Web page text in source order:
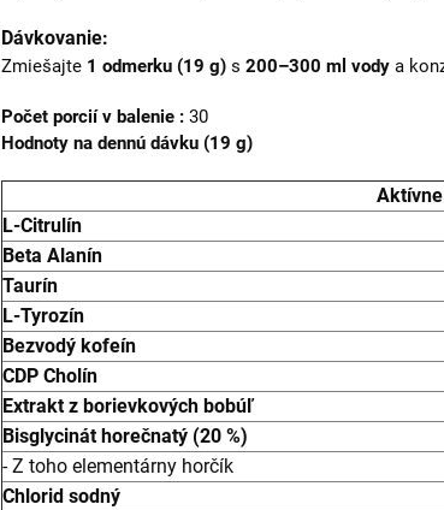
Dávkovanie:
Zmiešajte 1 odmerku (19 g) s 200–300 ml vody a
Počet porcií v balenie : 30
Hodnoty na dennú dávku (19 g)
L-Citrulín
Beta Alanín
Taurín
L-Tyrozín
Bezvodý kofeín
CDP Cholín
Extrakt z borievkových bobúľ
Bisglycinát horečnatý (20 %)
- Z toho elementárny horčík
Chlorid sodný